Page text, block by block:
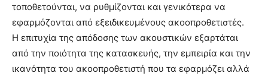
τοποθετούνται, να ρυθμίζονται και γενικότερα να
εφαρμόζονται από εξειδικευμένους ακοοπροθετιστές.
Η επιτυχία της απόδοσης των ακουστικών εξαρτάται
από την ποιότητα της κατασκευής, την εμπειρία και την
ικανότητα του ακοοπροθετιστή που τα εφαρμόζει αλλά